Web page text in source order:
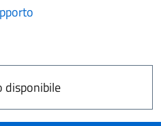
disponibile